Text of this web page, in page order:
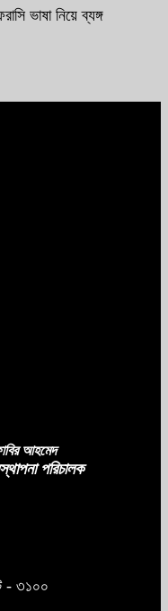
ভাষা নিয়ে ব্যঙ্গ
আহমেদ
পরিচালক
- ৩১০০